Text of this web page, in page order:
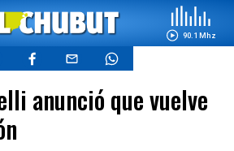
90.1 Mhz
anunció que vuelve